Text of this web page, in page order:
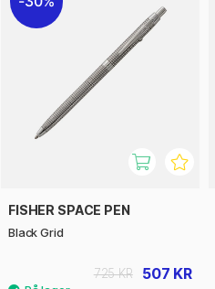
FISHER SPACE PEN
Black Grid
507 KR
725 KR